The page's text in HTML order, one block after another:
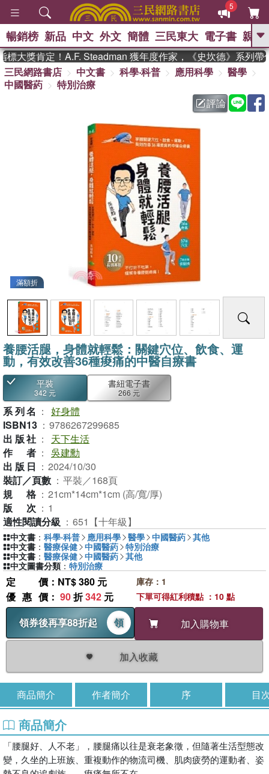
5
GO
熱搜： 東野圭吾 、 高希均教授回憶錄
暑期推薦 、 國際布克
方念華 、 台灣的李
登輝時代 、 數學女孩：黎曼猜想
偉大的迷走神經
暢銷榜 新品 中文 外文 簡體 三民東大 電子書 親子
獎肯定！A.F. Steadman 獲年度作家，《史坎德》系列帶你
三民網路書店
中文書 科學‧科普 應用科學
醫學
中國醫葯
特別治療
評論
滿額折
養腰活腿，身體就輕鬆：關鍵穴位、飲食、運
動，有效改善36種痠痛的中醫自療書
平裝
342 元
書紐電子書
266 元
系列名 ： 好身體
ISBN13 ： 9786267299685
出版社 ：
天下生活
作者 ： 吳建勳
出版日 ： 2024/10/30
裝訂／頁數 ： 平裝／168頁
規格 ： 21cm*14cm*1cm (高/寬/厚)
版次 ： 1
適性閱讀分級 ： 651【十年級】
定價 ：NT$ 380 元
優惠價 ： 90折342 元
領券後再享88折起
領 加入購物車
加入收藏
庫存：1
下單可得紅利積點 ：10 點
中文書 ： 科學‧科普 應用科學 醫學 中國醫葯 其他
中文書 ： 醫療保健 中國醫葯 特別治療
中文書 ： 醫療保健 中國醫葯 其他
中文圖書分類 ： 特別治療
商品簡介 作者簡介 序 目
商品簡介
「腰腿好、人不老」，腰腿痛以往是衰老象徵，但隨著生活型態改
變，久坐的上班族、重複動作的物流司機、肌肉疲勞的運動者、姿